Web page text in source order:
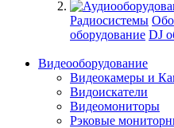
Радиосистемы
оборудование DJ
Видеооборудование
Видеокамеры и
Видоискатели
Видеомониторы
Рэковые